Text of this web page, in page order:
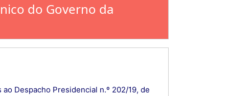
do Governo da
Despacho Presidencial n.º 202/19, de